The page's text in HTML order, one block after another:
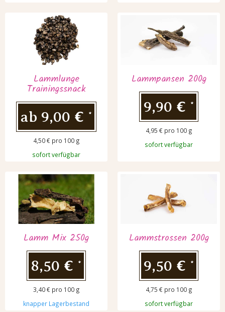
Lammlunge
Trainingssnack
ab 9,00 € *
4,50 € pro 100 g
sofort verfügbar
Lammpansen 200g
9,90 € *
4,95 € pro 100 g
sofort verfügbar
Lamm Mix 250g
8,50 € *
3,40 € pro 100 g
knapper Lagerbestand
Lammstrossen 200g
9,50 € *
4,75 € pro 100 g
sofort verfügbar